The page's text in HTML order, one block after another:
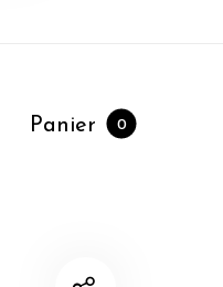
Panier 0